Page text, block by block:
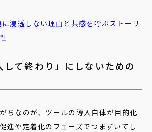
浸透しない理由と共感を呼ぶストーリ
て終わり」にしないための
ちなのが、ツールの導入自体が目的化
進や定着化のフェーズでつまずいてし